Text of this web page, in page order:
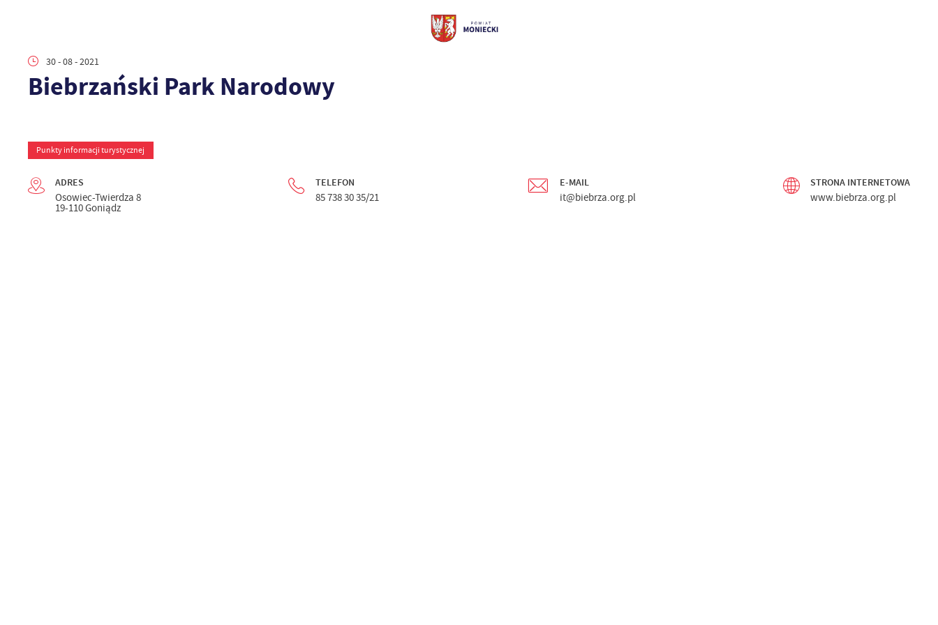
30 - 08 - 2021
Biebrzański Park Narodowy
Punkty informacji turystycznej
ADRES
Osowiec-Twierdza 8
19-110 Goniądz
TELEFON
85 738 30 35/21
E-MAIL
it@biebrza.org.pl
STRONA INTERNETOWA
www.biebrza.org.pl